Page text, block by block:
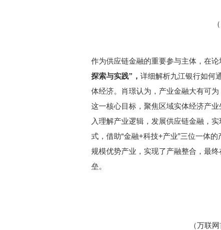
作为供应链金融的重要参与主体，在论
探索与实践”， 详细解析九江银行如何
体经济。肖璟认为，产业金融大有可
这一核心目标，聚焦区域实体经济产
入理解产业逻辑，发展供应链金融，
式，借助“金融+科技+产业”三位一体
规模优势产业，实现了产融整合，最
垒。
（万联